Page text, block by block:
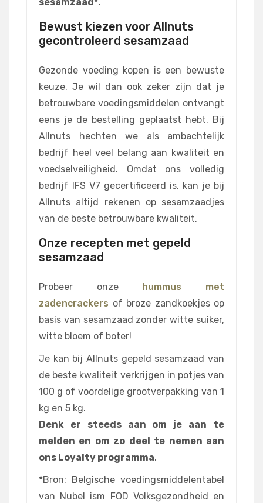
Bewust kiezen voor Allnuts
gecontroleerd sesamzaad
Gezonde voeding kopen is een bewuste
keuze. Je wil dan ook zeker zijn dat je
betrouwbare voedingsmiddelen ontvangt
eens je de bestelling geplaatst hebt. Bij
Allnuts hechten we als ambachtelijk
bedrijf heel veel belang aan kwaliteit en
voedselveiligheid. Omdat ons volledig
bedrijf IFS V7 gecertificeerd is, kan je bij
Allnuts altijd rekenen op sesamzaadjes
van de beste betrouwbare kwaliteit.
Onze recepten met gepeld
sesamzaad
Probeer onze hummus met
zadencrackers of broze zandkoekjes op
basis van sesamzaad zonder witte suiker,
witte bloem of boter!
Je kan bij Allnuts gepeld sesamzaad van
de beste kwaliteit verkrijgen in potjes van
100 g of voordelige grootverpakking van 1
kg en 5 kg.
Denk er steeds aan om je aan te
melden en om zo deel te nemen aan
ons Loyalty programma.
*Bron: Belgische voedingsmiddelentabel
van Nubel ism FOD Volksgezondheid en